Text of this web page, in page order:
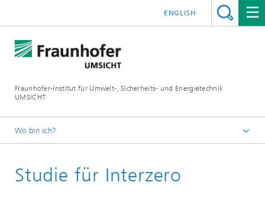
Fraunhofer-Institut für Umwelt-, Sicherheits- und Energietechnik
UMSICHT
ENGLISH
Wo bin ich?
Presse
Studie für Interzero